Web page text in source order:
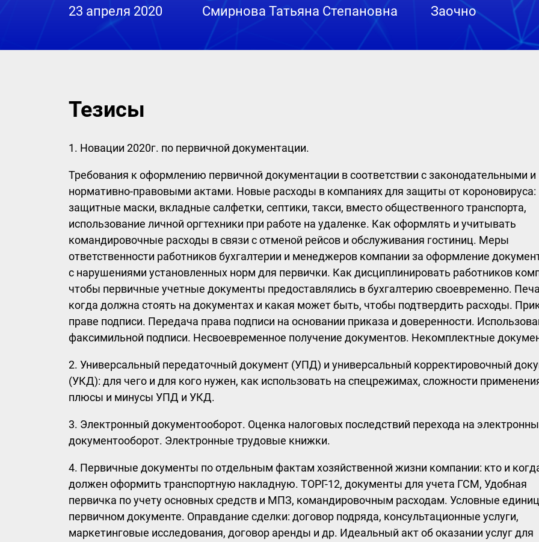
23 апреля 2020 Смирнова Татьяна Степановна Заочно
Тезисы
1. Новации 2020г. по первичной документации.
Требования к оформлению первичной документации в соответствии с законодательными и
нормативно-правовыми актами. Новые расходы в компаниях для защиты от короновируса:
защитные маски, вкладные салфетки, септики, такси, вместо общественного транспорта,
использование личной оргтехники при работе на удаленке. Как оформлять и учитывать
командировочные расходы в связи с отменой рейсов и обслуживания гостиниц. Меры
ответственности работников бухгалтерии и менеджеров компании за оформление
с нарушениями установленных норм для первички. Как дисциплинировать работников
чтобы первичные учетные документы предоставлялись в бухгалтерию своевременно.
когда должна стоять на документах и какая может быть, чтобы подтвердить расходы.
праве подписи. Передача права подписи на основании приказа и доверенности.
факсимильной подписи. Несвоевременное получение документов. Некомплектные
2. Универсальный передаточный документ (УПД) и универсальный корректировочный
(УКД): для чего и для кого нужен, как использовать на спецрежимах, сложности
плюсы и минусы УПД и УКД.
3. Электронный документооборот. Оценка налоговых последствий перехода на
документооборот. Электронные трудовые книжки.
4. Первичные документы по отдельным фактам хозяйственной жизни компании: кто и
должен оформить транспортную накладную. ТОРГ-12, документы для учета ГСМ, Удобная
первичка по учету основных средств и МПЗ, командировочным расходам. Условные
первичном документе. Оправдание сделки: договор подряда, консультационные услуги,
маркетинговые исследования, договор аренды и др. Идеальный акт об оказании услуг для